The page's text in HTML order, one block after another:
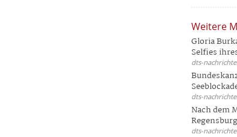
Weitere
Gloria
Selfies
dts-
dts-
Nach dem
dts-